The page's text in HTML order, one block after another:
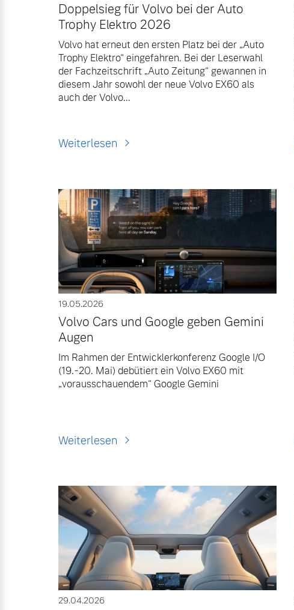
Doppelsieg für Volvo bei der Auto
Trophy Elektro 2026
Volvo hat erneut den ersten Platz bei der „Auto
Trophy Elektro“ eingefahren. Bei der Leserwahl
der Fachzeitschrift „Auto Zeitung“ gewannen in
diesem Jahr sowohl der neue Volvo EX60 als
auch der Volvo...
Weiterlesen
19.05.2026
Volvo Cars und Google geben Gemini
Augen
Im Rahmen der Entwicklerkonferenz Google I/O
(19.-20. Mai) debütiert ein Volvo EX60 mit
„vorausschauendem“ Google Gemini
Weiterlesen
29.04.2026